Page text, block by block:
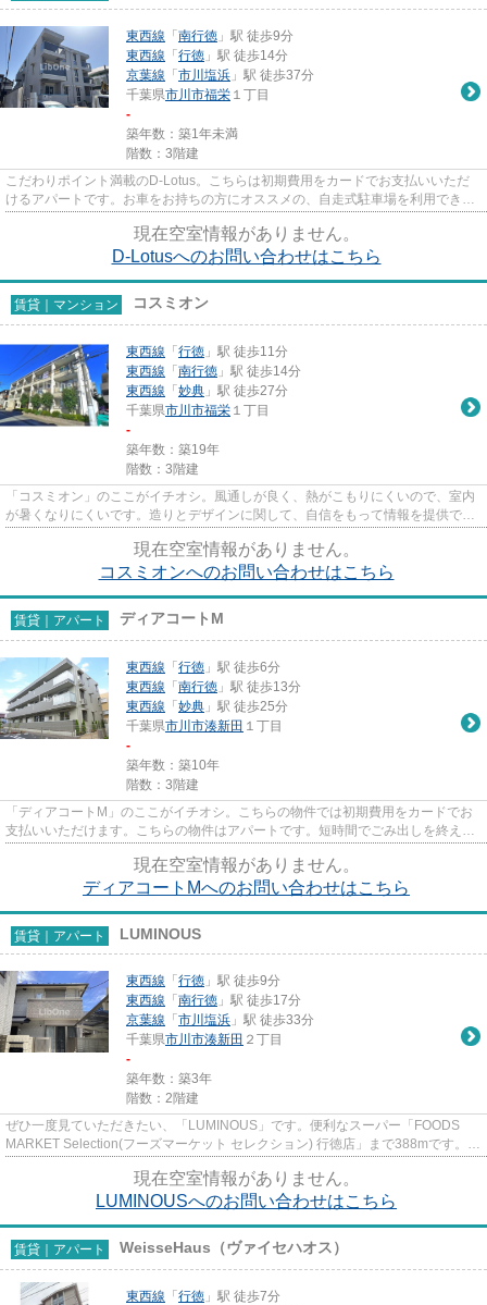
東西線 「 南行徳 」駅 徒歩9分
東西線 「 行徳 」駅 徒歩14分
京葉線 「 市川塩浜 」駅 徒歩37分
千葉県市川市福栄 １丁目
-
築年数：築1年未満
階数：3階建
こだわりポイント満載のD-Lotus。こちらは初期費用をカードでお支払いいただ
けるアパートです。お車をお持ちの方にオススメの、自走式駐車場を利用できる
現在空室情報がありません。
D-Lotusへのお問い合わせはこちら
賃貸｜マンション コスミオン
東西線 「 行徳 」駅 徒歩11分
東西線 「 南行徳 」駅 徒歩14分
東西線 「 妙典 」駅 徒歩27分
千葉県市川市福栄 １丁目
-
築年数：築19年
階数：3階建
「コスミオン」のここがイチオシ。風通しが良く、熱がこもりにくいので、室内
が暑くなりにくいです。造りとデザインに関して、自信をもって情報を提供でき
現在空室情報がありません。
コスミオンへのお問い合わせはこちら
賃貸｜アパート ディアコートM
東西線 「 行徳 」駅 徒歩6分
東西線 「 南行徳 」駅 徒歩13分
東西線 「 妙典 」駅 徒歩25分
千葉県市川市湊新田 １丁目
-
築年数：築10年
階数：3階建
「ディアコートM」のここがイチオシ。こちらの物件では初期費用をカードでお
支払いいただけます。こちらの物件はアパートです。短時間でごみ出しを終えら
現在空室情報がありません。
ディアコートMへのお問い合わせはこちら
賃貸｜アパート LUMINOUS
東西線 「 行徳 」駅 徒歩9分
東西線 「 南行徳 」駅 徒歩17分
京葉線 「 市川塩浜 」駅 徒歩33分
千葉県市川市湊新田 ２丁目
-
築年数：築3年
階数：2階建
ぜひ一度見ていただきたい、「LUMINOUS」です。便利なスーパー「FOODS
MARKET Selection(フーズマーケット セレクション) 行徳店」まで388mです。外
現在空室情報がありません。
LUMINOUSへのお問い合わせはこちら
賃貸｜アパート WeisseHaus（ヴァイセハオス）
東西線 「 行徳 」駅 徒歩7分